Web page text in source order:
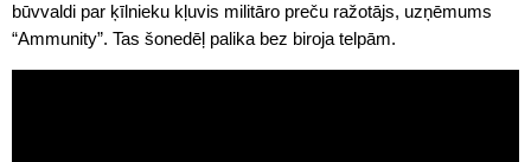
būvvaldi par ķīlnieku kļuvis militāro preču ražotājs, uzņēmums
“Ammunity”. Tas šonedēļ palika bez biroja telpām.